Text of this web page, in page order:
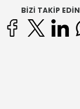
BIZI TAKIP EDIN